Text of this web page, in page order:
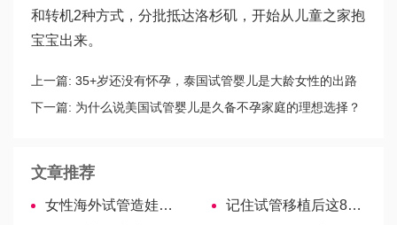
和转机2种方式，分批抵达洛杉矶，开始从儿童之家抱
宝宝出来。
上一篇: 35+岁还没有怀孕，泰国试管婴儿是大龄女性的出路
吗？
下一篇: 为什么说美国试管婴儿是久备不孕家庭的理想选择？
文章推荐
女性海外试管造娃记 – 花费篇
记住试管移植后这8个注意事项，帮您提高着床成功率